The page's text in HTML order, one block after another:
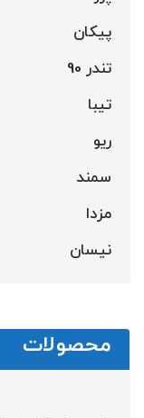
پیکان
تندر 90
تیبا
ریو
سمند
مزدا
نیسان
محصولات